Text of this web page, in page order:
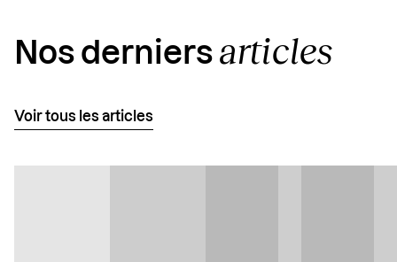
Nos derniers articles
Voir tous les articles